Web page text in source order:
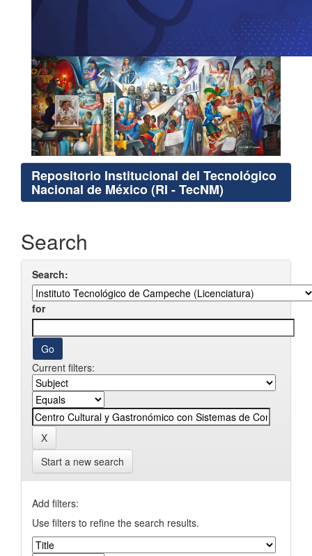
Repositorio Institucional del Tecnológico
Nacional de México (RI - TecNM)
Search
Search:
for
Current filters:
Start a new search
Add filters:
Use filters to refine the search results.